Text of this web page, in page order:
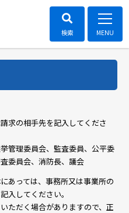
求の相手先を記入してくださ
管理委員会、監査委員、公平委
委員会、消防長、議会
あっては、事務所又は事業所の
入してください。
ただく場合がありますので、正